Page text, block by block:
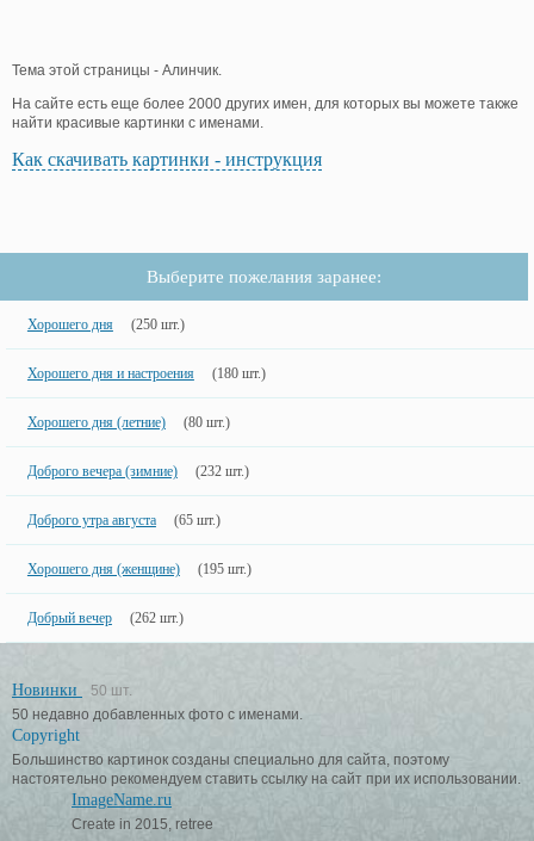
Тема этой страницы - Алинчик.
На сайте есть еще более 2000 других имен, для которых вы можете также
найти красивые картинки с именами.
Как скачивать картинки - инструкция
Выберите пожелания заранее:
Хорошего дня (250 шт.)
Хорошего дня и настроения (180 шт.)
Хорошего дня (летние) (80 шт.)
Доброго вечера (зимние) (232 шт.)
Доброго утра августа (65 шт.)
Хорошего дня (женщине) (195 шт.)
Добрый вечер (262 шт.)
Новинки
50 шт.
50 недавно добавленных фото с именами.
Copyright
Большинство картинок созданы специально для сайта, поэтому
настоятельно рекомендуем ставить ссылку на сайт при их использовании.
ImageName.ru
Create in 2015, retree